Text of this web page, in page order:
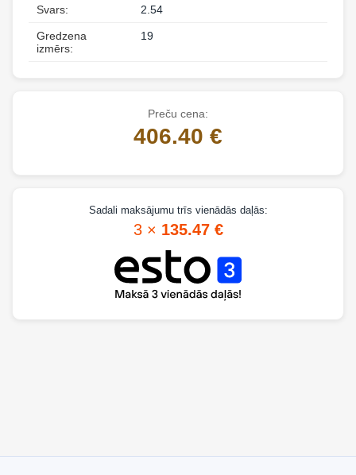
Svars: 2.54
Gredzena
izmērs:
19
Preču cena:
406.40 €
Sadali maksājumu trīs vienādās daļās:
3 × 135.47 €